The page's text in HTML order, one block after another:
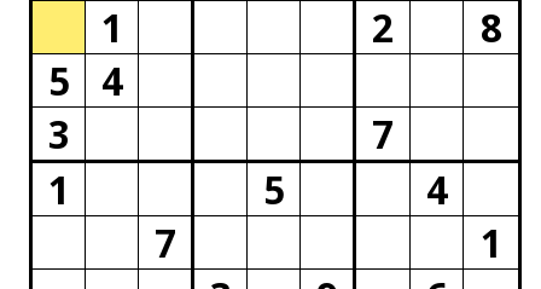
1 2
8
5
4
3
7
1
5
4
7
1